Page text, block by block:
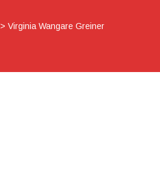
>Virginia Wangare Greiner